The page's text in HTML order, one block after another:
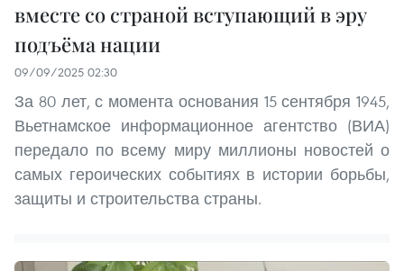
вместе со страной вступающий в эру
подъёма нации
09/09/2025 02:30
За 80 лет, с момента основания 15 сентября 1945,
Вьетнамское информационное агентство (ВИА)
передало по всему миру миллионы новостей о
самых героических событиях в истории борьбы,
защиты и строительства страны.